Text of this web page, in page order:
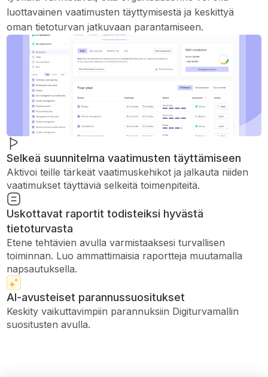
luottavainen vaatimusten täyttymisestä ja keskittyä
oman tietoturvan jatkuvaan parantamiseen.
Selkeä suunnitelma vaatimusten täyttämiseen
Aktivoi teille tärkeät vaatimuskehikot ja jalkauta niiden
vaatimukset täyttäviä selkeitä toimenpiteitä.
Uskottavat raportit todisteiksi hyvästä
tietoturvasta
Etene tehtävien avulla varmistaaksesi turvallisen
toiminnan. Luo ammattimaisia ​​raportteja muutamalla
napsautuksella.
AI-avusteiset parannussuositukset
Keskity vaikuttavimpiin parannuksiin Digiturvamallin
suositusten avulla.